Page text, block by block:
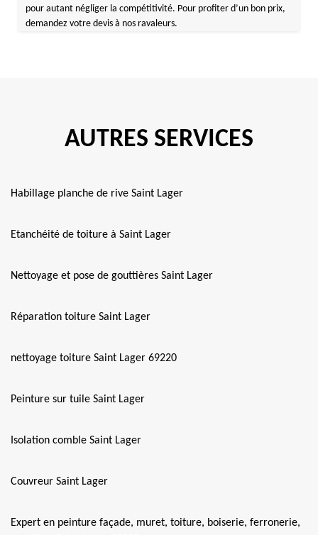
pour autant négliger la compétitivité. Pour profiter d’un bon prix,
demandez votre devis à nos ravaleurs.
AUTRES SERVICES
Habillage planche de rive Saint Lager
Etanchéité de toiture à Saint Lager
Nettoyage et pose de gouttières Saint Lager
Réparation toiture Saint Lager
nettoyage toiture Saint Lager 69220
Peinture sur tuile Saint Lager
Isolation comble Saint Lager
Couvreur Saint Lager
Expert en peinture façade, muret, toiture, boiserie, ferronerie,